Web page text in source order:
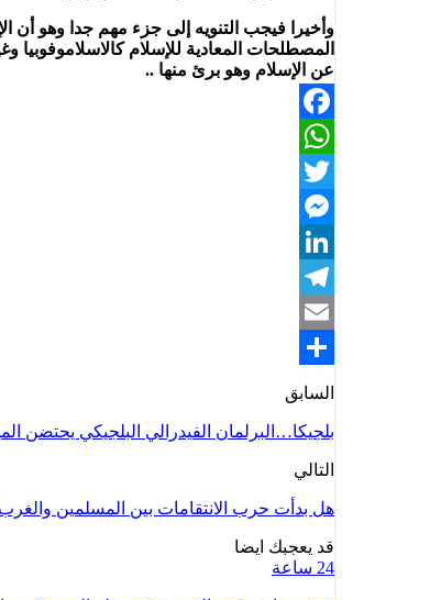
وأخيرا فيجب التنويه إلى جزء مهم جدا وهو أن
المصطلحات المعادية للإسلام
عن الإسلام وهو برئ منها ..
Facebook
WhatsApp
Twitter
Messenger
LinkedIn
Telegram
Email
Share
السابق
بلجيكا…البرلمان الفيدرالي البلجيكي يحتضن
التالي
هل بدأت حرب الانتقامات بين المسلمين
قد يعجبك ايضا
24 ساعة